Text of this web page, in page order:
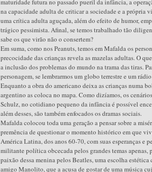
na capacidade adulta de criticar a sociedade e a própria
uma crítica adulta aguçada, além do efeito de humor,
trágico pessimista. Afinal, se temos trabalhado tão
sabe os que virão não o consertem?
Em suma, como nos Peanuts, temos em Mafalda os
precocidade das crianças revela as mazelas adultas. O
a inclusão dos problemas do mundo na trama das tiras.
personagem, se lembrarmos um globo terrestre e um
Enquanto a obra do americano deixa as crianças numa
argentino as coloca no mapa. Como dizíamos, os
Schulz, no cotidiano pequeno da infância é possível
além desses, são também enfocados os dramas sociais.
Mafalda colocou toda uma geração a pensar sobre a
premência de questionar o momento histórico em que
América Latina, dos anos 60-70, com suas esperanças e
militante política obcecada pelos grandes temas apenas,
paixão dessa menina pelos Beatles, uma escolha
amigo Manolito, que a acusa de gostar de uma música